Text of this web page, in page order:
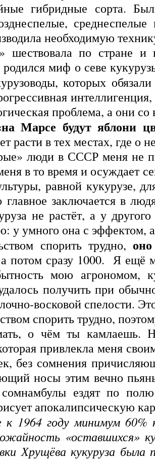
гибридные сорта.
необходимую
шествовала по стране и
родился миф о севе
которых
проблема, а они
Марсе будут яблони
расти в тех местах, где о
люди в СССР меня не
в то время и осуждает
равной кукурузе,
заключается в
не растёт, а у
у умного она с эффектом,
спорить трудно,
потом сразу 1000. Я
мою агрономом,
получить при
восковой спелости.
спорить трудно,
о чём ты камлаешь.
привлекла меня
без сомнения
носы этим вечно
ездят по
апокалипсическую
1964 году минимум 60%
«оставшихся»
Хрущёва кукуруза была